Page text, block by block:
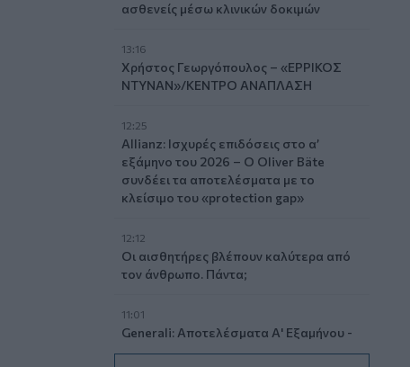
ασθενείς μέσω κλινικών δοκιμών
13:16
Χρήστος Γεωργόπουλος – «ΕΡΡΙΚΟΣ
ΝΤΥΝΑΝ»/ΚΕΝΤΡΟ ΑΝΑΠΛΑΣΗ
12:25
Allianz: Ισχυρές επιδόσεις στο α’
εξάμηνο του 2026 – Ο Oliver Bäte
συνδέει τα αποτελέσματα με το
κλείσιμο του «protection gap»
12:12
Οι αισθητήρες βλέπουν καλύτερα από
τον άνθρωπο. Πάντα;
11:01
Generali: Αποτελέσματα Α' Εξαμήνου -
Εξαιρετική ανάπτυξη στα Λειτουργικά